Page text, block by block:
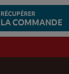
RÉCUPÉRER
LA COMMANDE